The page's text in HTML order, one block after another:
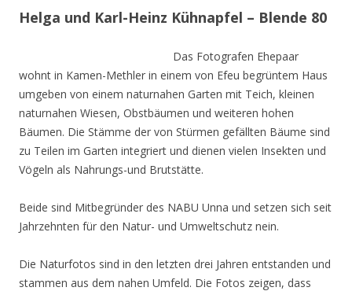
Helga und Karl-Heinz Kühnapfel – Blende 80
Das Fotografen Ehepaar
wohnt in Kamen-Methler in einem von Efeu begrüntem Haus
umgeben von einem naturnahen Garten mit Teich, kleinen
naturnahen Wiesen, Obstbäumen und weiteren hohen
Bäumen. Die Stämme der von Stürmen gefällten Bäume sind
zu Teilen im Garten integriert und dienen vielen Insekten und
Vögeln als Nahrungs-und Brutstätte.
Beide sind Mitbegründer des NABU Unna und setzen sich seit
Jahrzehnten für den Natur- und Umweltschutz nein.
Die Naturfotos sind in den letzten drei Jahren entstanden und
stammen aus dem nahen Umfeld. Die Fotos zeigen, dass